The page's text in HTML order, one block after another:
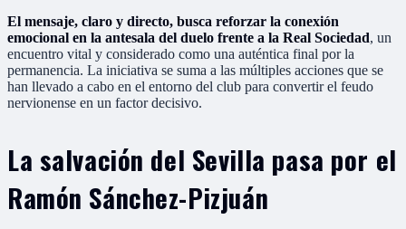
El mensaje, claro y directo, busca reforzar la conexión
emocional en la antesala del duelo frente a la Real Sociedad, un
encuentro vital y considerado como una auténtica final por la
permanencia. La iniciativa se suma a las múltiples acciones que se
han llevado a cabo en el entorno del club para convertir el feudo
nervionense en un factor decisivo.
La salvación del Sevilla pasa por el
Ramón Sánchez-Pizjuán